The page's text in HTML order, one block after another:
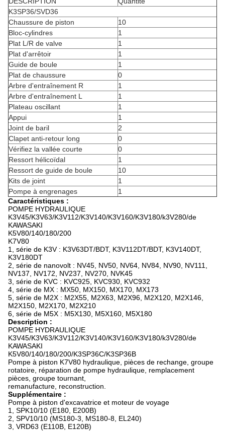
K3SP36/SVD36
Chaussure de piston
10
Bloc-cylindres
1
Plat L/R de valve
1
Plat d'arrêtoir
1
Guide de boule
1
Plat de chaussure
0
Arbre d'entraînement R
1
Arbre d'entraînement L
1
Plateau oscillant
1
Appui
1
Joint de baril
2
Clapet anti-retour long
0
Vérifiez la vallée courte
0
Ressort hélicoïdal
1
Ressort de guide de boule
10
Kits de joint
1
Pompe à engrenages
1
Caractéristiques :
POMPE HYDRAULIQUE
K3V45/K3V63/K3V112/K3V140/K3V160/K3V180/k3V280/de
KAWASAKI
K5V80/140/180/200
K7V80
1, série de K3V : K3V63DT/BDT, K3V112DT/BDT, K3V140DT,
K3V180DT
2, série de nanovolt : NV45, NV50, NV64, NV84, NV90, NV111,
NV137, NV172, NV237, NV270, NVK45
3, série de KVC : KVC925, KVC930, KVC932
4, série de MX : MX50, MX150, MX170, MX173
5, série de M2X : M2X55, M2X63, M2X96, M2X120, M2X146,
M2X150, M2X170, M2X210
6, série de M5X : M5X130, M5X160, M5X180
Description :
POMPE HYDRAULIQUE
K3V45/K3V63/K3V112/K3V140/K3V160/K3V180/k3V280/de
KAWASAKI
K5V80/140/180/200/K3SP36C/K3SP36B
Pompe à piston K7V80 hydraulique, pièces de rechange, groupe
rotatoire, réparation de pompe hydraulique, remplacement
pièces, groupe tournant,
remanufacture, reconstruction.
Supplémentaire :
Pompe à piston d'excavatrice et moteur de voyage
1, SPK10/10 (E180, E200B)
2, SPV10/10 (MS180-3, MS180-8, EL240)
3, VRD63 (E110B, E120B)